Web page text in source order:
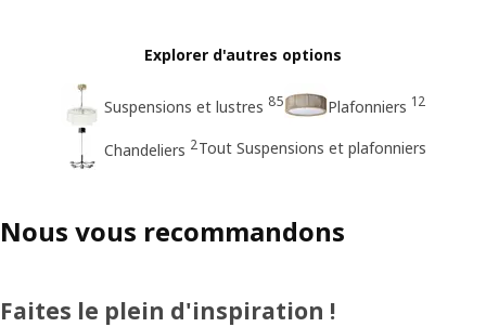
Explorer d'autres options
Suspensions et lustres 85 Plafonniers 12
Chandeliers 2Tout Suspensions et plafonniers
Nous vous recommandons
Faites le plein d'inspiration !